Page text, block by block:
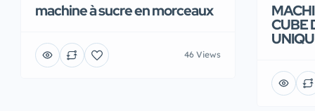
machine à sucre en morceaux
46 Views
CUBE